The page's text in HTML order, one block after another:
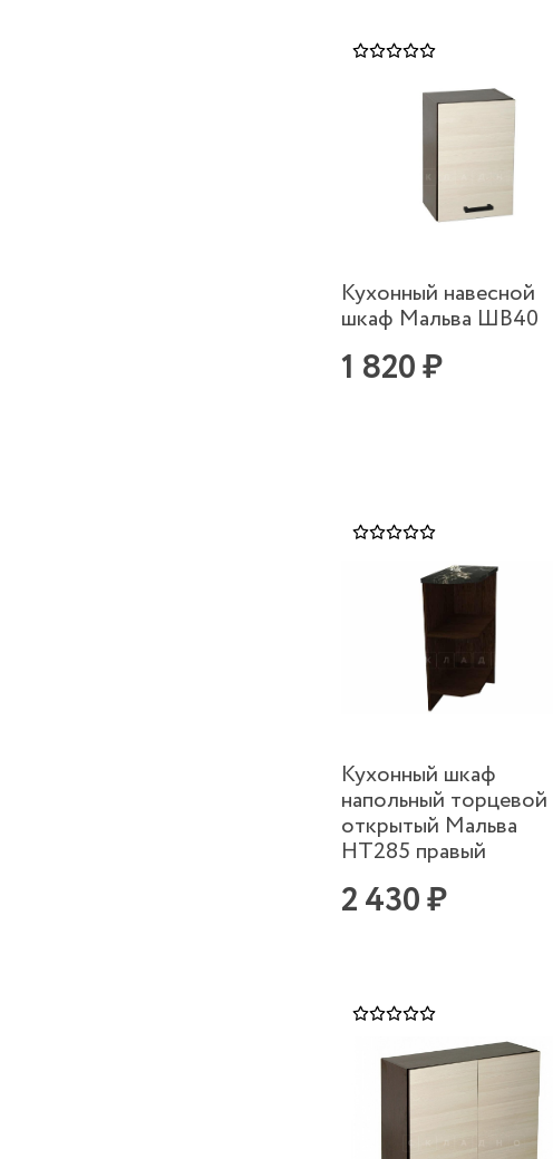
Кухонный навесной
шкаф Мальва ШВ40
1 820 ₽
Кухонный шкаф
напольный торцевой
открытый Мальва
НТ285 правый
2 430 ₽